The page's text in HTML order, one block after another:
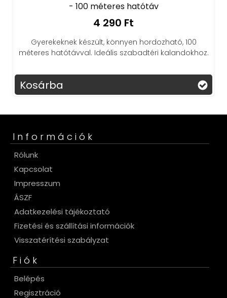
- 100 méteres hatótáv
4 290 Ft
Gyerekeknek készült, könnyen hordozható, 100
méteres hatótávval. Ideális szabadtéri kalandokhoz.
Kosárba
Információk
Rólunk
Kapcsolat
Impresszum
ÁSZF
Adatkezelési tájékoztató
Fizetési és szállítási információk
Visszatérítési szabályzat
Fiók
Belépés
Regisztráció